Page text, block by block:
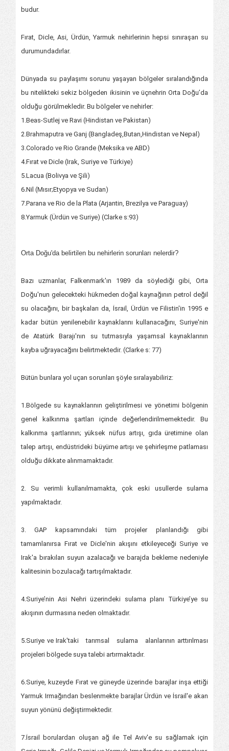
budur.
Fırat, Dicle, Asi, Ürdün, Yarmuk nehirlerinin hepsi sınıraşan su
durumundadırlar.
Dünyada su paylaşımı sorunu yaşayan bölgeler sıralandığında
bu nitelikteki sekiz bölgeden ikisinin ve üçnehrin Orta Doğu’da
olduğu görülmekledir. Bu bölgeler ve nehirler:
1.Beas-Sutlej ve Ravi (Hindistan ve Pakistan)
2.Brahmaputra ve Ganj (Bangladeş,Butan,Hindistan ve Nepal)
3.Colorado ve Rio Grande (Meksika ve ABD)
4.Fırat ve Dicle (Irak, Suriye ve Türkiye)
5.Lacua (Bolivya ve Şili)
6.Nil (Mısır;Etyopya ve Sudan)
7.Parana ve Rio de la Plata (Arjantin, Brezilya ve Paraguay)
8.Yarmuk (Ürdün ve Suriye) (Clarke s:93)
Orta Doğu'da belirtilen bu nehirlerin sorunları nelerdir?
Bazı uzmanlar, Falkenmark'ın 1989 da söylediği gibi, Orta
Doğu'nun gelecekteki hükmeden doğal kaynağının petrol değil
su olacağını, bir başkaları da, İsrail, Ürdün ve Filistin'in 1995 e
kadar bütün yenilenebilir kaynaklarını kullanacağını, Suriye'nin
de Atatürk Barajı'nın su tutmasıyla yaşamsal kaynaklarının
kayba uğrayacağını belirtmektedir. (Clarke s: 77)
Bütün bunlara yol uçan sorunları şöyle sıralayabiliriz:
1.Bölgede su kaynaklarının geliştirilmesi ve yönetimi bölgenin
genel kalkınma şartları içinde değerlendirilmemektedir. Bu
kalkınma şartlarının; yüksek nüfus artışı, gıda üretimine olan
talep artışı, endüstrideki büyüme artışı ve şehirleşme patlaması
olduğu dikkate alınmamaktadır.
2. Su verimli kullanılmamakta, çok eski usullerde sulama
yapılmaktadır.
3. GAP kapsamındaki tüm projeler planlandığı gibi
tamamlanırsa Fırat ve Dicle'nin akışını etkileyeceği Suriye ve
Irak'a bırakılan suyun azalacağı ve barajda bekleme nedeniyle
kalitesinin bozulacağı tartışılmaktadır.
4.Suriye’nin Asi Nehri üzerindeki sulama planı Türkiye’ye su
akışının durmasına neden olmaktadır.
5.Suriye ve Irak'taki tarımsal sulama alanlarının arttırılması
projeleri bölgede suya talebi artırmaktadır.
6.Suriye, kuzeyde Fırat ve güneyde üzerinde barajlar inşa ettiği
Yarmuk Irmağından beslenmekte barajlar Ürdün ve İsrail'e akan
suyun yönünü değiştirmektedir.
7.İsrail borulardan oluşan ağ ile Tel Aviv'e su sağlamak için